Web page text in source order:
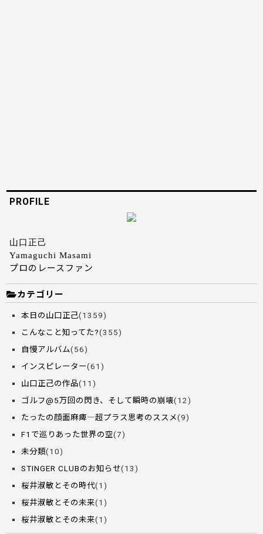
PROFILE
山口正己
Yamaguchi Masami
プロのレースファン
カテゴリー
本日の山口正己(1359)
こんなこと知ってた?(355)
自慢アルバム(56)
インスピレーター(61)
山口正己の作品(11)
ゴルフ@5万回の閃き、そして瞬時の崩壊(12)
たったの顔面麻痺―超プラス思考のススメ(9)
F1で巡りあった世界の空(7)
未分類(10)
STINGER CLUBのお知らせ(13)
桜井淑敏とその時代(1)
桜井淑敏とその未来(1)
桜井淑敏とその未来(1)